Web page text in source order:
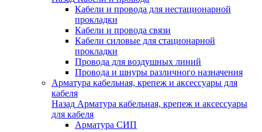
Кабели и провода для нестационарной
прокладки
Кабели и провода связи
Кабели силовые для стационарной
прокладки
Провода для воздушных линий
Провода и шнуры различного назначения
Арматура кабельная, крепеж и аксессуары для
кабеля
Назад Арматура кабельная, крепеж и аксессуары
для кабеля
Арматура СИП